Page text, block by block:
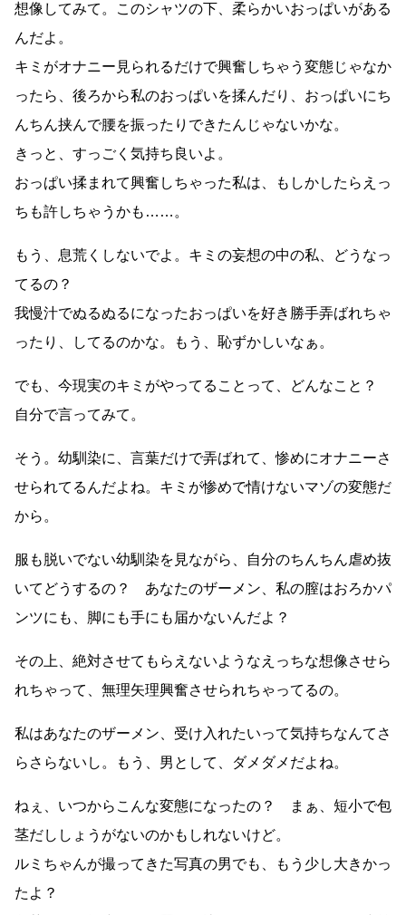
想像してみて。このシャツの下、柔らかいおっぱいがある
んだよ。
キミがオナニー見られるだけで興奮しちゃう変態じゃなか
ったら、後ろから私のおっぱいを揉んだり、おっぱいにち
んちん挟んで腰を振ったりできたんじゃないかな。
きっと、すっごく気持ち良いよ。
おっぱい揉まれて興奮しちゃった私は、もしかしたらえっ
ちも許しちゃうかも……。
もう、息荒くしないでよ。キミの妄想の中の私、どうなっ
てるの？
我慢汁でぬるぬるになったおっぱいを好き勝手弄ばれちゃ
ったり、してるのかな。もう、恥ずかしいなぁ。
でも、今現実のキミがやってることって、どんなこと？
自分で言ってみて。
そう。幼馴染に、言葉だけで弄ばれて、惨めにオナニーさ
せられてるんだよね。キミが惨めで情けないマゾの変態だ
から。
服も脱いでない幼馴染を見ながら、自分のちんちん虐め抜
いてどうするの？ あなたのザーメン、私の膣はおろかパ
ンツにも、脚にも手にも届かないんだよ？
その上、絶対させてもらえないようなえっちな想像させら
れちゃって、無理矢理興奮させられちゃってるの。
私はあなたのザーメン、受け入れたいって気持ちなんてさ
らさらないし。もう、男として、ダメダメだよね。
ねぇ、いつからこんな変態になったの？ まぁ、短小で包
茎だししょうがないのかもしれないけど。
ルミちゃんが撮ってきた写真の男でも、もう少し大きかっ
たよ？